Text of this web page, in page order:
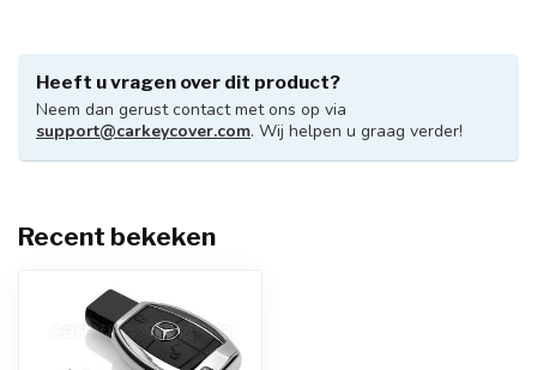
Heeft u vragen over dit product?
Neem dan gerust contact met ons op via
support@carkeycover.com. Wij helpen u graag verder!
Recent bekeken